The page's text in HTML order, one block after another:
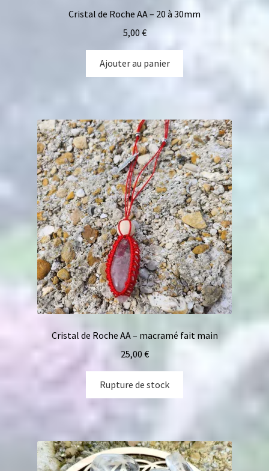
Cristal de Roche AA – 20 à 30mm
5,00 €
Ajouter au panier
Cristal de Roche AA – macramé fait main
25,00 €
Rupture de stock